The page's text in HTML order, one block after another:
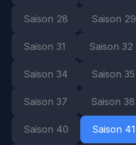
Saison 28 Saison 29
Saison 31 Saison 32
Saison 34 Saison 35
Saison 37 Saison 38
Saison 40 Saison 41